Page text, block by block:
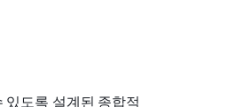
도록 설계된 종합적